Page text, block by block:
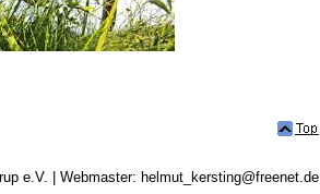
e.V. | Webmaster: helmut_kersting@freenet.de